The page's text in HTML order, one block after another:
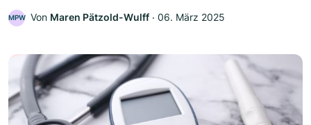
MPW Von Maren Pätzold-Wulff ‧ 06. März 2025